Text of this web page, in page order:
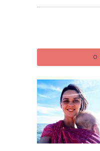
O